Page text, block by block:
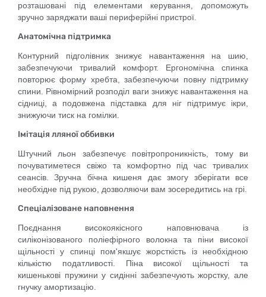
розташовані під елементами керування, допоможуть
зручно заряджати ваші периферійні пристрої.
Анатомічна підтримка
Контурний підголівник знижує навантаження на шию,
забезпечуючи тривалий комфорт. Ергономічна спинка
повторює форму хребта, забезпечуючи повну підтримку
спини. Рівномірний розподіл ваги знижує навантаження на
сідниці, а подовжена підставка для ніг підтримує ікри,
знижуючи тиск на гомілки.
Імітація лляної оббивки
Штучний льон забезпечує повітропроникність, тому ви
почуватиметеся свіжо та комфортно під час тривалих
сеансів. Зручна бічна кишеня дає змогу зберігати все
необхідне під рукою, дозволяючи вам зосередитись на грі.
Спеціалізоване наповнення
Поєднання високоякісного наповнювача із
силіконізованого поліефірного волокна та піни високої
щільності у спинці пом'якшує жорсткість із необхідною
кількістю податливості. Піна високої щільності та
кишенькові пружини у сидінні забезпечують жорстку, але
гнучку амортизацію.